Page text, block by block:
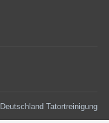
Tatortreinigung